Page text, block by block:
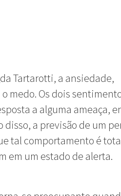
Tartarotti, a ansiedade,
medo. Os dois
a alguma ameaça,
a previsão de um
tal comportamento é
em um estado de alerta.